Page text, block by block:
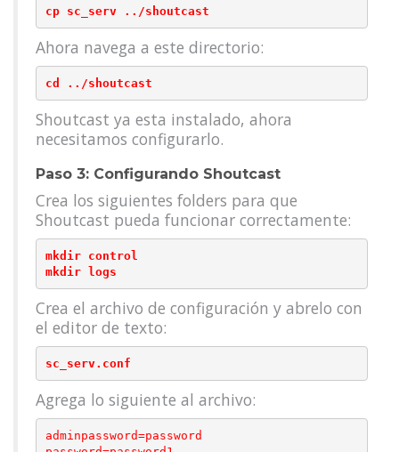
Ahora navega a este directorio:
Shoutcast ya esta instalado, ahora
necesitamos configurarlo.
Paso 3: Configurando Shoutcast
Crea los siguientes folders para que
Shoutcast pueda funcionar correctamente:
mkdir control
Crea el archivo de configuración y abrelo con
el editor de texto:
Agrega lo siguiente al archivo:
adminpassword=password